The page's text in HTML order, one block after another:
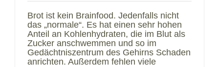
Brot ist kein Brainfood. Jedenfalls nicht
das „normale“. Es hat einen sehr hohen
Anteil an Kohlenhydraten, die im Blut als
Zucker anschwemmen und so im
Gedächtniszentrum des Gehirns Schaden
anrichten. Außerdem fehlen viele